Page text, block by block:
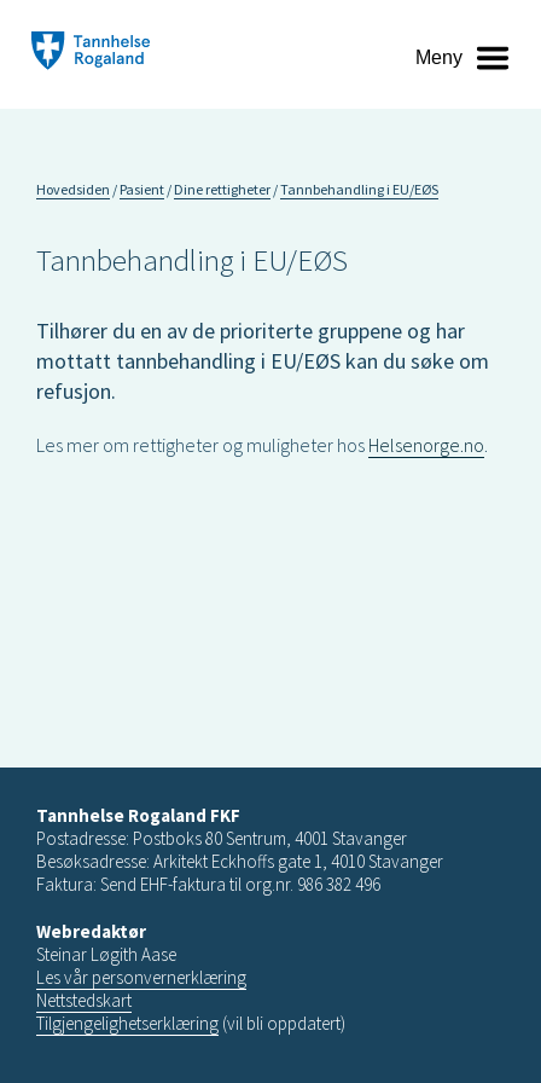
Meny
Hovedsiden Pasient Dine rettigheter Tannbehandling i EU/EØS
Tannbehandling i EU/EØS
Tilhører du en av de prioriterte gruppene og har
mottatt tannbehandling i EU/EØS kan du søke om
refusjon.
Les mer om rettigheter og muligheter hos Helsenorge.no.
Tannhelse Rogaland FKF
Postadresse: Postboks 80 Sentrum, 4001 Stavanger
Besøksadresse: Arkitekt Eckhoffs gate 1, 4010 Stavanger
Faktura: Send EHF-faktura til org.nr. 986 382 496
Webredaktør
Steinar Løgith Aase
Les vår personvernerklæring
Nettstedskart
Tilgjengelighetserklæring (vil bli oppdatert)